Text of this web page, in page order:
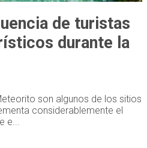
de turistas
durante la
son algunos de los sitios
considerablemente el